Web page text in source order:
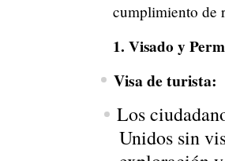
cumplimiento de
1. Visado y
Visa de turista:
Los
Unidos sin